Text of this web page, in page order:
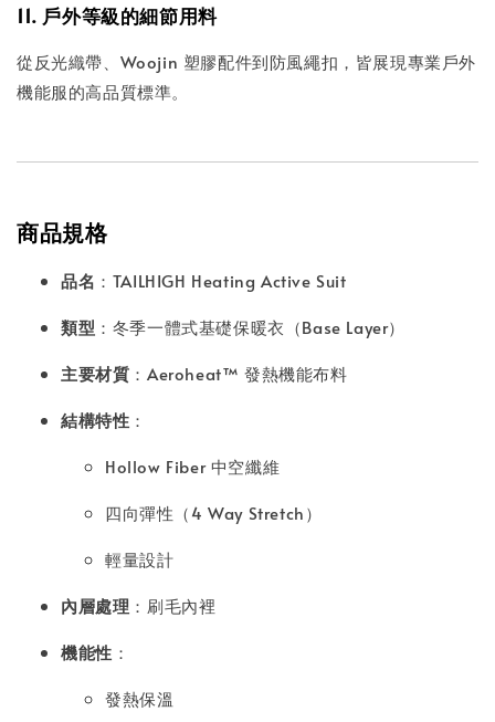
11. 戶外等級的細節用料
從反光織帶、Woojin 塑膠配件到防風繩扣，皆展現專業戶外
機能服的高品質標準。
商品規格
品名 ：TAILHIGH Heating Active Suit
類型 ：冬季一體式基礎保暖衣（Base Layer）
主要材質 ：Aeroheat™ 發熱機能布料
結構特性 ：
Hollow Fiber 中空纖維
四向彈性（4 Way Stretch）
輕量設計
內層處理 ：刷毛內裡
機能性 ：
發熱保溫